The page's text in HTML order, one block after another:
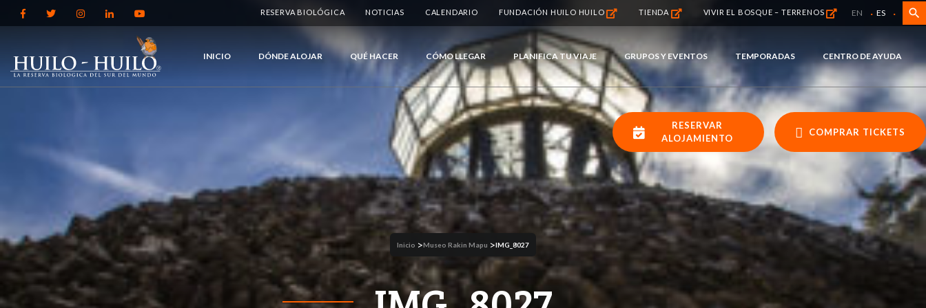
RESERVA BIOLÓGICA NOTICIAS CALENDARIO FUNDACIÓN HUILO HUILO TIENDA VIVIR EL BOSQUE – TERRENOS EN · ES · search
INICIO DÓNDE ALOJAR QUÉ HACER CÓMO LLEGAR PLANIFICA TU VIAJE GRUPOS Y EVENTOS TEMPORADAS CENTRO DE AYUDA
RESERVAR
ALOJAMIENTO
COMPRAR TICKETS
Inicio >Museo Rakin Mapu >IMG_8027